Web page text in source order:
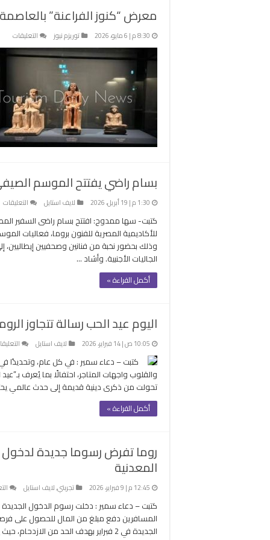
معرض “كنوز الفراعنة” بالعاصمة
8:30 م | 6 مايو، 2026 توريزم نيوز التعليقات
“كنوز
استقبل
322
ألف
زائر
بسام راضي يفتتح الموسم
1:30 م | 19 أبريل، 2026 لايف استايل التعليقات
كتبت- سها ممدوح: افتتح بسام راضى السفير
للأكاديمية المصرية للفنون بروما، فعاليات
وذلك بحضور نخبة من فنانين وصحفيين
الجاليات الأجنبية. وأشاد …
أكمل القراءة »
اليوم عيد الحب رسالة تتجاوز
10:05 ص | 14 فبراير، 2026 لايف استايل
كتبت – دعاء سمير : في كل عام، وتحديدًا في
تحولت من ذكرى دينية قديمة إلى حدث عالمي
أكمل القراءة »
روما تفرض رسوما جديدة لدخول
المعدنية
12:45 م | 9 فبراير، 2026 تجربتي,لايف استايل
كتبت – دعاء سمير : دخلت رسوم الدخول الجديدة
المسافرين دفع مبلغ من المال للحصول على
الجديدة في 2 فبراير بهدف الحد من الازدحام، حيث يُلزم السياح وغير المقيمين بدفع …